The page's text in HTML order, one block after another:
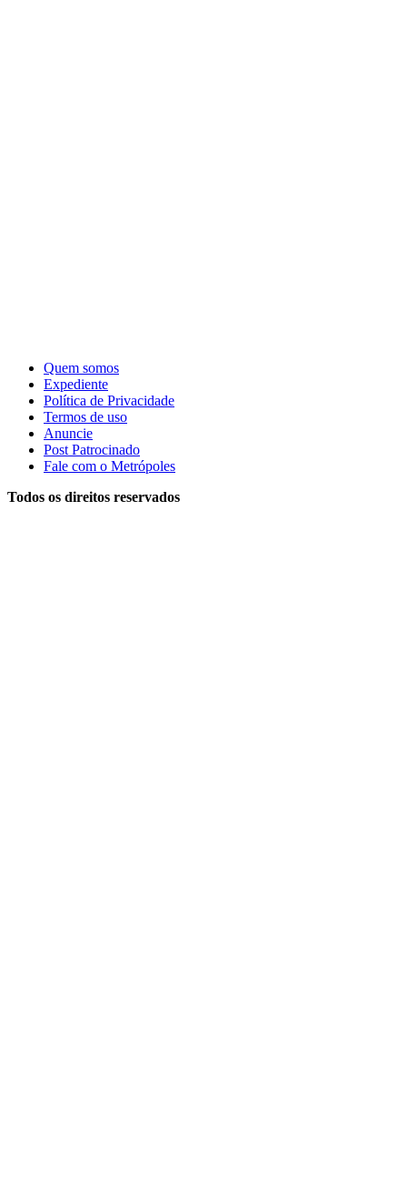
Quem somos
Expediente
Política de Privacidade
Termos de uso
Anuncie
Post Patrocinado
Fale com o Metrópoles
Todos os direitos reservados